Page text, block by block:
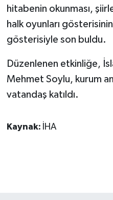
hitabenin okunması,
halk oyunları
gösterisiyle son buldu.
Düzenlenen etkinliğe,
Mehmet Soylu, kurum
vatandaş katıldı.
Kaynak: İHA
İNSAN
İş Dünyası
Jandarma
Kadın